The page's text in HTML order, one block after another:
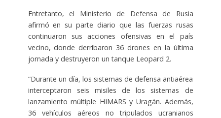
Entretanto, el Ministerio de Defensa de Rusia
afirmó en su parte diario que las fuerzas rusas
continuaron sus acciones ofensivas en el país
vecino, donde derribaron 36 drones en la última
jornada y destruyeron un tanque Leopard 2.
“Durante un día, los sistemas de defensa antiaérea
interceptaron seis misiles de los sistemas de
lanzamiento múltiple HIMARS y Uragán. Además,
36 vehículos aéreos no tripulados ucranianos